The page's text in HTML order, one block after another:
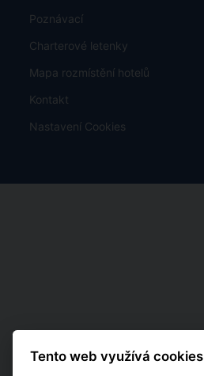
Poznávací
Charterové letenky
Mapa rozmístění hotelů
Kontakt
Nastavení Cookies
Tento web využívá cookies